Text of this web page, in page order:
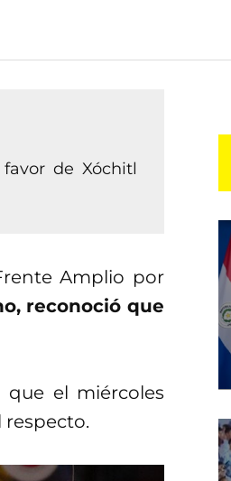
de Xóchitl
Amplio por
reconoció que
el miércoles